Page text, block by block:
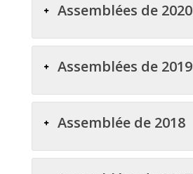
Assemblées de 2020
Assemblées de 2019
Assemblée de 2018